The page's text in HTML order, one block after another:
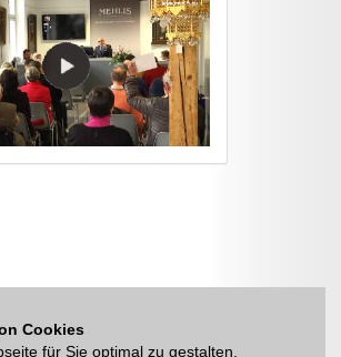
Cookies
für Sie optimal zu gestalten,